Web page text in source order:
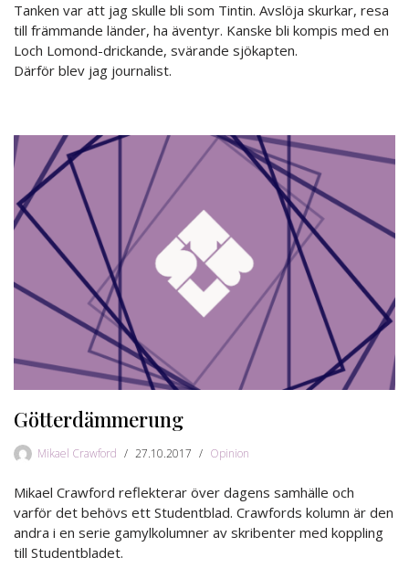
Tanken var att jag skulle bli som Tintin. Avslöja skurkar, resa
till främmande länder, ha äventyr. Kanske bli kompis med en
Loch Lomond-drickande, svärande sjökapten.
Därför blev jag journalist.
Götterdämmerung
Mikael Crawford 27.10.2017 Opinion
Mikael Crawford reflekterar över dagens samhälle och
varför det behövs ett Studentblad. Crawfords kolumn är den
andra i en serie gamylkolumner av skribenter med koppling
till Studentbladet.